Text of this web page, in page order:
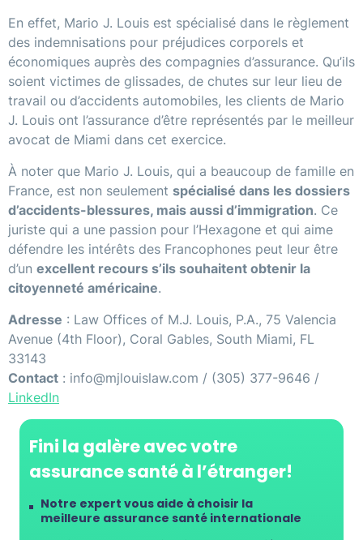
En effet, Mario J. Louis est spécialisé dans le règlement
des indemnisations pour préjudices corporels et
économiques auprès des compagnies d’assurance. Qu’ils
soient victimes de glissades, de chutes sur leur lieu de
travail ou d’accidents automobiles, les clients de Mario
J. Louis ont l’assurance d’être représentés par le meilleur
avocat de Miami dans cet exercice.
À noter que Mario J. Louis, qui a beaucoup de famille en
France, est non seulement spécialisé dans les dossiers
d’accidents-blessures, mais aussi d’immigration. Ce
juriste qui a une passion pour l’Hexagone et qui aime
défendre les intérêts des Francophones peut leur être
d’un excellent recours s’ils souhaitent obtenir la
citoyenneté américaine.
Adresse : Law Offices of M.J. Louis, P.A., 75 Valencia
Avenue (4th Floor), Coral Gables, South Miami, FL
33143
Contact : info@mjlouislaw.com / (305) 377-9646 /
LinkedIn
Fini la galère avec votre
assurance santé à l’étranger!
Notre expert vous aide à choisir la
meilleure assurance santé internationale